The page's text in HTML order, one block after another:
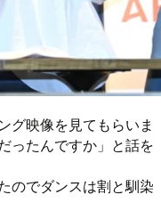
グ映像を見てもらいま
ったんですか」と話を
のでダンスは割と馴染